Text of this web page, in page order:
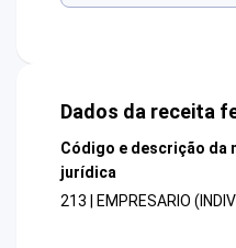
Dados da receita
Código e descrição da
jurídica
213 | EMPRESARIO